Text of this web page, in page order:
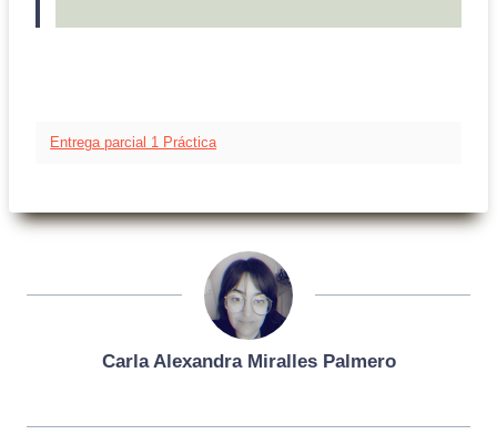
Entrega parcial 1 Práctica
Carla Alexandra Miralles Palmero